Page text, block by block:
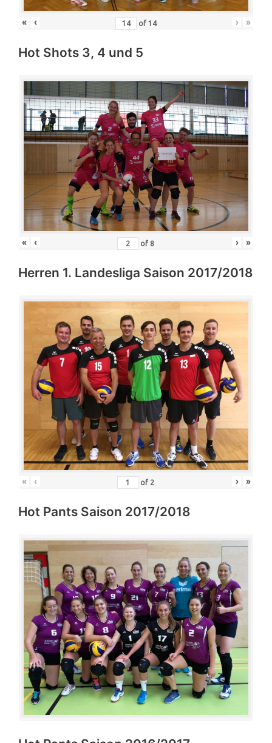
« ‹ of 14 › »
Hot Shots 3, 4 und 5
« ‹ of 8 › »
Herren 1. Landesliga Saison 2017/2018
« ‹ of 2 › »
Hot Pants Saison 2017/2018